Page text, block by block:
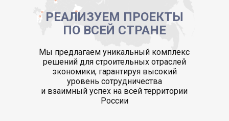
РЕАЛИЗУЕМ ПРОЕКТЫ
ПО ВСЕЙ СТРАНЕ
Мы предлагаем уникальный комплекс
решений для строительных отраслей
экономики, гарантируя высокий
уровень сотрудничества
и взаимный успех на всей территории
России